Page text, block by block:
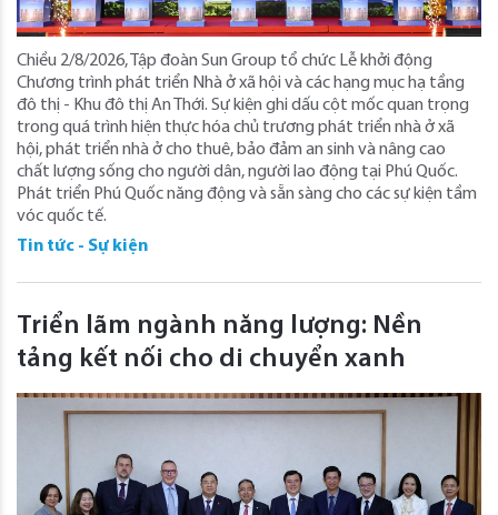
Chiều 2/8/2026, Tập đoàn Sun Group tổ chức Lễ khởi động
Chương trình phát triển Nhà ở xã hội và các hạng mục hạ tầng
đô thị - Khu đô thị An Thới. Sự kiện ghi dấu cột mốc quan trọng
trong quá trình hiện thực hóa chủ trương phát triển nhà ở xã
hội, phát triển nhà ở cho thuê, bảo đảm an sinh và nâng cao
chất lượng sống cho người dân, người lao động tại Phú Quốc.
Phát triển Phú Quốc năng động và sẵn sàng cho các sự kiện tầm
vóc quốc tế.
Tin tức - Sự kiện
Triển lãm ngành năng lượng: Nền
tảng kết nối cho di chuyển xanh